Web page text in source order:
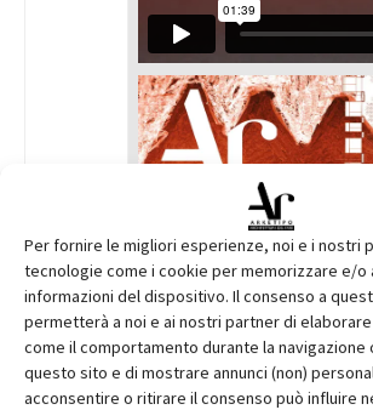
Per fornire le migliori esperienze, noi e i nostri
tecnologie come i cookie per memorizzare e/o
informazioni del dispositivo. Il consenso a
permetterà a noi e ai nostri partner di
come il comportamento durante la navigazione
questo sito e di mostrare annunci (non)
acconsentire o ritirare il consenso può influire